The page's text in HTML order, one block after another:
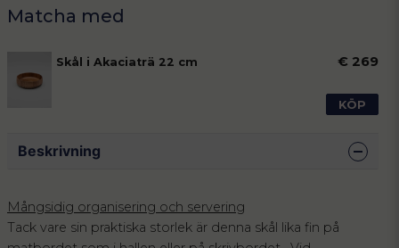
Skål i Akaciaträ 22 cm € 269
KÖP
Beskrivning
Mångsidig organisering och servering
Tack vare sin praktiska storlek är denna skål lika fin på